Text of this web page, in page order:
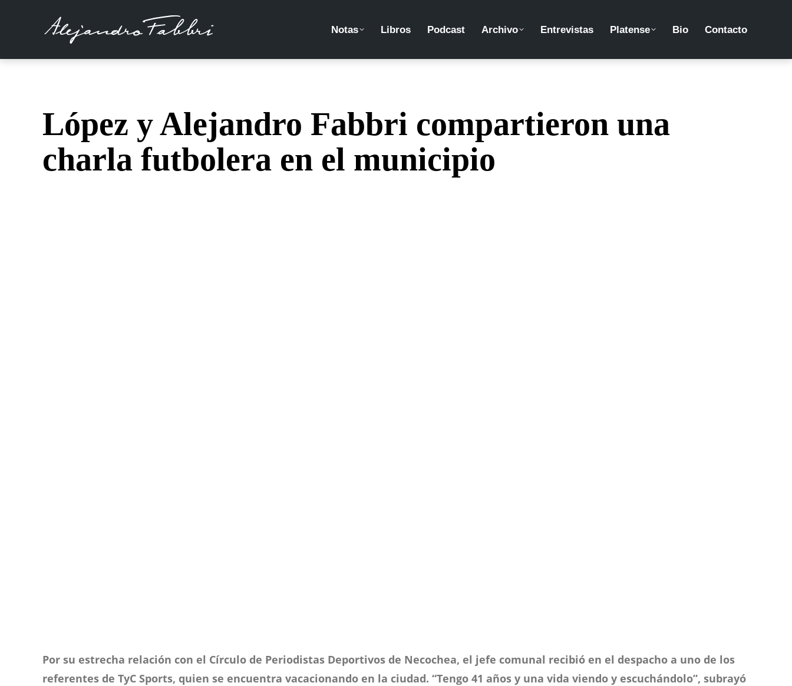
Notas Libros Podcast Archivo Entrevistas Platense Bio Contacto
López y Alejandro Fabbri compartieron una
charla futbolera en el municipio
Por su estrecha relación con el Círculo de Periodistas Deportivos de Necochea, el jefe comunal recibió en el despacho a uno de los
referentes de TyC Sports, quien se encuentra vacacionando en la ciudad. “Tengo 41 años y una vida viendo y escuchándolo”, subrayó